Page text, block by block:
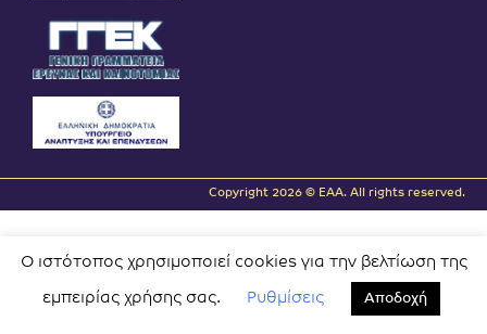
Copyright 2026 © EAA. All rights reserved.
Ο ιστότοπος χρησιμοποιεί cookies για την βελτίωση της
εμπειρίας χρήσης σας. Ρυθμίσεις Αποδοχή